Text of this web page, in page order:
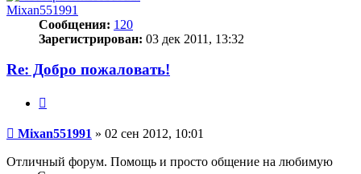
Mixan551991
Сообщения: 120
Зарегистрирован: 03 дек 2011, 13:32
Re: Добро пожаловать!
Сообщение
Mixan551991 » 02 сен 2012, 10:01
Отличный форум. Помощь и просто общение на любимую